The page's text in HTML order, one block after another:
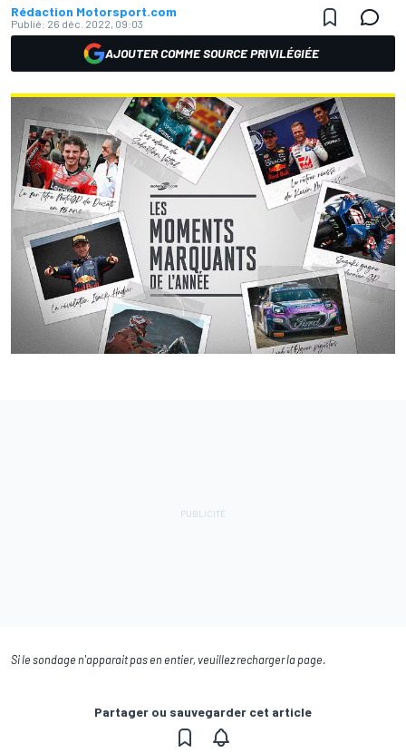
Rédaction Motorsport.com
Publié: 26 déc. 2022, 09:03
AJOUTER COMME SOURCE PRIVILÉGIÉE
Si le sondage n'apparait pas en entier, veuillez recharger la page.
Partager ou sauvegarder cet article